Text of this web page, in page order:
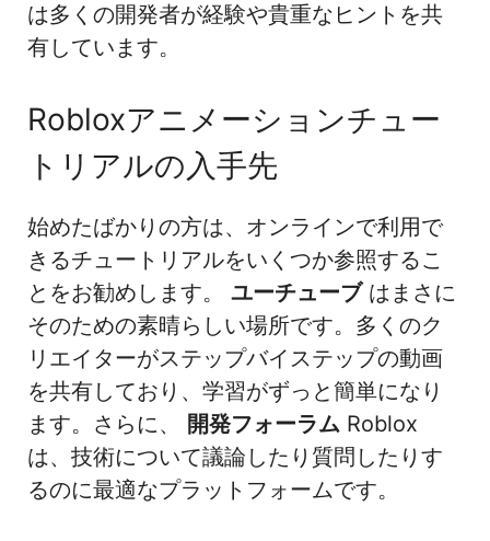
は多くの開発者が経験や貴重なヒントを共
有しています。
Robloxアニメーションチュー
トリアルの入手先
始めたばかりの方は、オンラインで利用で
きるチュートリアルをいくつか参照するこ
とをお勧めします。 ユーチューブはまさに
そのための素晴らしい場所です。多くのク
リエイターがステップバイステップの動画
を共有しており、学習がずっと簡単になり
ます。さらに、
開発フォーラム Roblox
は、技術について議論したり質問したりす
るのに最適なプラットフォームです。